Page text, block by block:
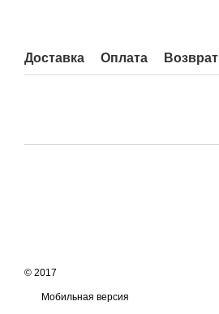
Доставка Оплата Возврат
© 2017
Мобильная версия